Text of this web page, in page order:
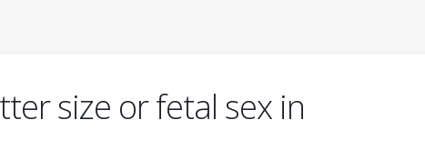
size or fetal sex in